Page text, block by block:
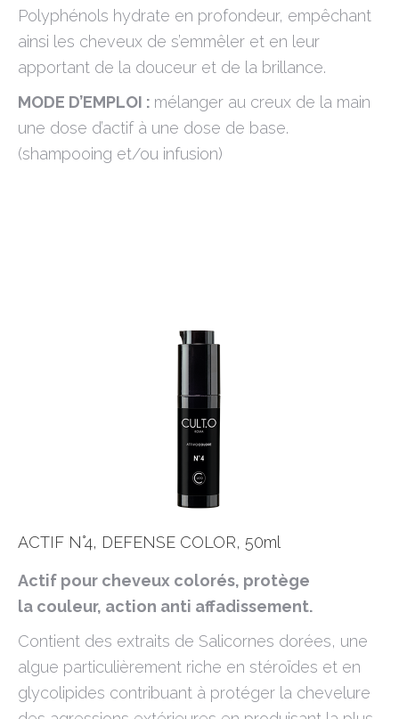
Polyphénols hydrate en profondeur, empêchant
ainsi les cheveux de s’emmêler et en leur
apportant de la douceur et de la brillance.
MODE D’EMPLOI : mélanger au creux de la main
une dose d’actif à une dose de base.
(shampooing et/ou infusion)
ACTIF N°4, DEFENSE COLOR, 50ml
Actif pour cheveux colorés, protège
la couleur, action anti affadissement.
Contient des extraits de Salicornes dorées, une
algue particulièrement riche en stéroïdes et en
glycolipides contribuant à protéger la chevelure